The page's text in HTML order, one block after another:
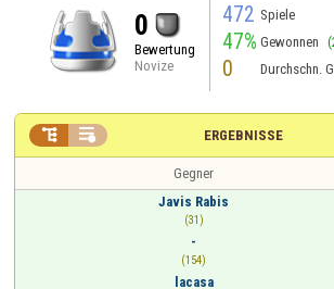
0
Bewertung
Novize
472 Spiele
47% Gewonnen
0 Durchschn.
ERGEBNISSE
 
Gegner
Javis Rabis
(31)
-
(154)
lacasa